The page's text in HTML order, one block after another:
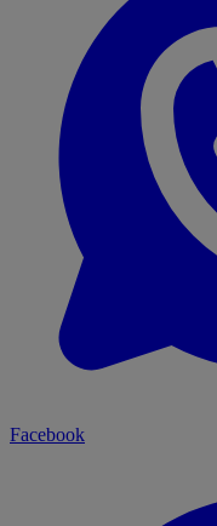
Facebook